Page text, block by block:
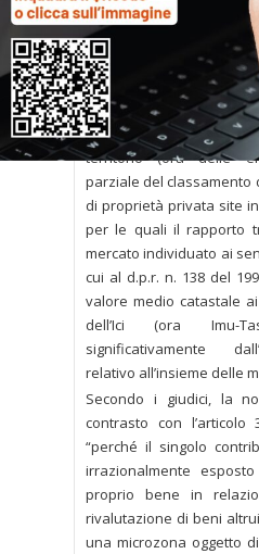
Lecce.
La Commissione
infatti, ha sollevato la
costituzionale
legge n. 311 del 2004. Si
consente ai Comuni di
territorio (ora delle
parziale del classamento
di proprietà privata site
per le quali il rapporto
mercato individuato ai
cui al d.p.r. n. 138 del
valore medio catastale
dell’Ici (ora Imu-
significativamente
relativo all’insieme delle
Secondo i giudici, la
contrasto con l’articolo
“perché il singolo
irrazionalmente
proprio bene in
rivalutazione di beni
una microzona oggetto